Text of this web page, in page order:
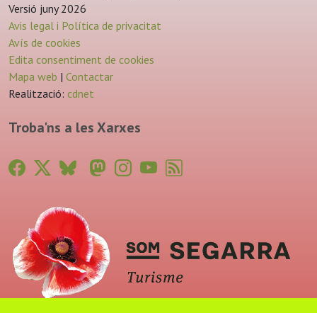
Versió juny 2026
Avis legal i Política de privacitat
Avís de cookies
Edita consentiment de cookies
Mapa web | Contactar
Realització: cdnet
Troba'ns a les Xarxes